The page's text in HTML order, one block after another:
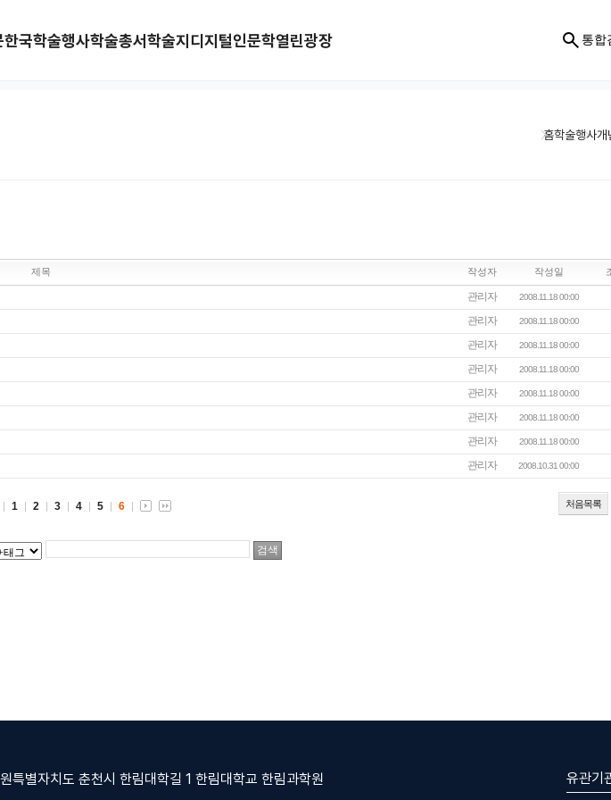
국학술행사학술총서학술지디지털인문학열린광장 통합
홈학술행사개
제목 작성자 작성일
관리자 2008.11.18 00:00
관리자 2008.11.18 00:00
관리자 2008.11.18 00:00
관리자 2008.11.18 00:00
관리자 2008.11.18 00:00
관리자 2008.11.18 00:00
관리자 2008.11.18 00:00
관리자 2008.10.31 00:00
처음목록
1 2 3 4 5 6
특별자치도 춘천시 한림대학길 1 한림대학교 한림과학원
유관기